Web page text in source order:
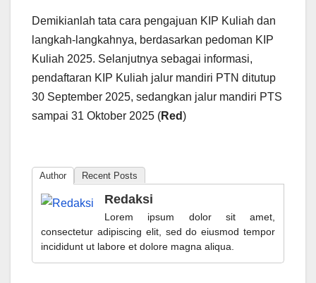
Demikianlah tata cara pengajuan KIP Kuliah dan
langkah-langkahnya, berdasarkan pedoman KIP
Kuliah 2025. Selanjutnya sebagai informasi,
pendaftaran KIP Kuliah jalur mandiri PTN ditutup
30 September 2025, sedangkan jalur mandiri PTS
sampai 31 Oktober 2025 (Red)
Author Recent Posts
Redaksi
Lorem ipsum dolor sit amet,
consectetur adipiscing elit, sed do eiusmod tempor
incididunt ut labore et dolore magna aliqua.